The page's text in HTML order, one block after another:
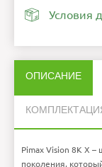
Условия
ОПИСАНИЕ
Pimax Vision 8K X
поколения,
Экран
Частота
Шлем
Гарантийный